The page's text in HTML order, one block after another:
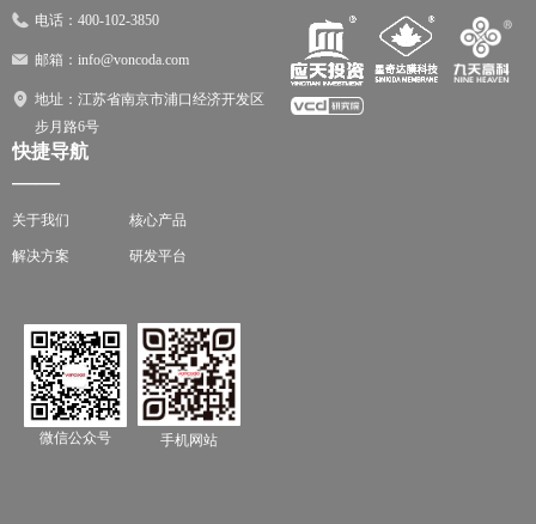
微信公众号 手机网站
关于我们
解决方案
快捷导航
——
核心产品
研发平台
电话： 400-102-3850
邮箱： info@voncoda.com
地址： 江苏省南京市浦口经济开发区
步月路6号